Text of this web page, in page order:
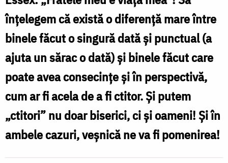
înțelegem că există o diferență mare între
binele făcut o singură dată și punctual (a
ajuta un sărac o dată) și binele făcut care
poate avea consecințe și în perspectivă,
cum ar fi acela de a fi ctitor. Și putem
„ctitori” nu doar biserici, ci și oameni! Și în
ambele cazuri, veșnică ne va fi pomenirea!